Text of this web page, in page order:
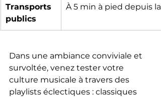
Transports
publics
À 5 min à pied depuis la
Dans une ambiance conviviale et
survoltée, venez tester votre
culture musicale à travers des
playlists éclectiques : classiques